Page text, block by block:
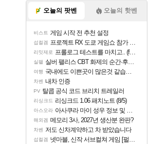
오늘의 팟벤 오늘의 핫벤
비스트 게임 시작 전 추천 설정
섭컬겜 프로젝트 RX 도쿄 게임쇼 참가 결정
리밋제로 프롤로그 테스트를 마치고.. (feat. 리아)
실팰 실버 팰리스 CBT 화제의 순간·후기 모음
여행 국내에도 이쁜곳이 많은것 같습니다
차벤 내차 인증
PV 탈콥 공식 코드 브리치 트레일러
리싱크드 리싱크드 1.06 패치노트 (8/5)
아스오라 아사쿠라 마이 성우 정보 및 주요 필모
해외겜 메모리 3사, 2027년 생산분 완판?
차벤 저도 신차계약하고 차 받았습니다
섭컬겜 넷마블, 신작 서브컬쳐 게임 [펄 인 블루] 티저 사이트 오픈